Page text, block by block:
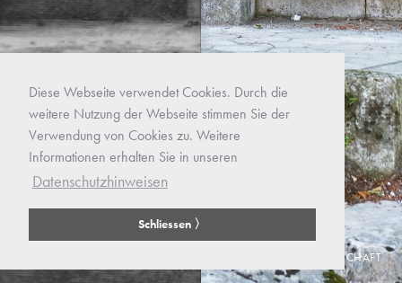
Diese Webseite verwendet Cookies. Durch die
weitere Nutzung der Webseite stimmen Sie der
Verwendung von Cookies zu. Weitere
Informationen erhalten Sie in unseren
Datenschutzhinweisen
Schliessen 〉
MITGLIEDSCHAFT